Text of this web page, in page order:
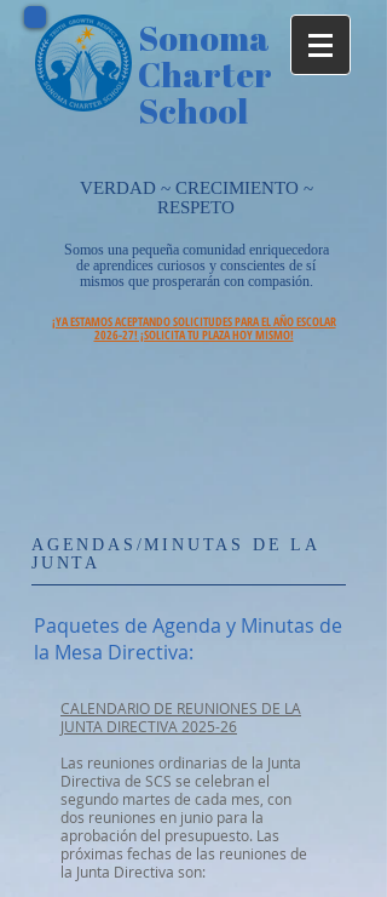
Sonoma
Charter
School
VERDAD ~ CRECIMIENTO ~
RESPETO
Somos una pequeña comunidad enriquecedora
de aprendices curiosos y conscientes de sí
mismos que prosperarán con compasión.
¡YA ESTAMOS ACEPTANDO SOLICITUDES PARA EL AÑO ESCOLAR
2026-27! ¡SOLICITA TU PLAZA HOY MISMO!
AGENDAS/MINUTAS DE LA
JUNTA
Paquetes de Agenda y Minutas de
la Mesa Directiva:
CALENDARIO DE REUNIONES DE LA
JUNTA DIRECTIVA 2025-26
Las reuniones ordinarias de la Junta
Directiva de SCS se celebran el
segundo martes de cada mes, con
dos reuniones en junio para la
aprobación del presupuesto. Las
próximas fechas de las reuniones de
la Junta Directiva son: